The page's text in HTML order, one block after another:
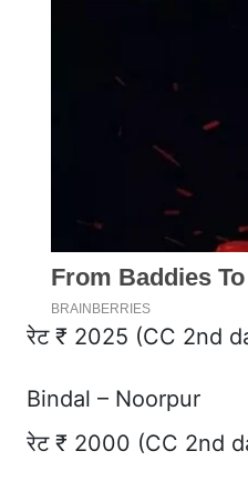
रेट ₹ 2025 (CC 2nd
Bindal – Noorpur
रेट ₹ 2000 (CC 2nd